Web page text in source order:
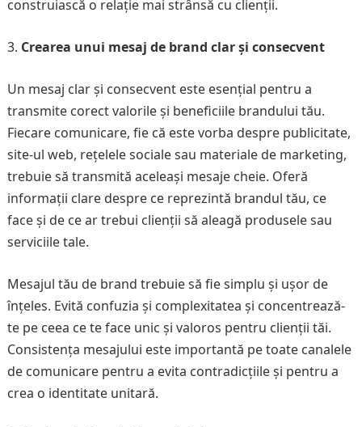
construiască o relație mai strânsă cu clienții.
Crearea unui mesaj de brand clar și consecvent
Un mesaj clar și consecvent este esențial pentru a
transmite corect valorile și beneficiile brandului tău.
Fiecare comunicare, fie că este vorba despre publicitate,
site-ul web, rețelele sociale sau materiale de marketing,
trebuie să transmită aceleași mesaje cheie. Oferă
informații clare despre ce reprezintă brandul tău, ce
face și de ce ar trebui clienții să aleagă produsele sau
serviciile tale.
Mesajul tău de brand trebuie să fie simplu și ușor de
înțeles. Evită confuzia și complexitatea și concentrează-
te pe ceea ce te face unic și valoros pentru clienții tăi.
Consistența mesajului este importantă pe toate canalele
de comunicare pentru a evita contradicțiile și pentru a
crea o identitate unitară.